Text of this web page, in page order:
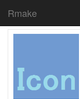
Rmake